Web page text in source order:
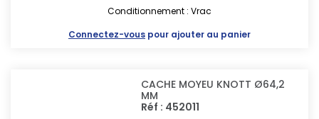
Conditionnement : Vrac
Connectez-vous pour ajouter au panier
CACHE MOYEU KNOTT Ø64,2
MM
Réf : 452011